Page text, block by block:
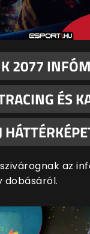
2077
ÉS
az
dobásáról.